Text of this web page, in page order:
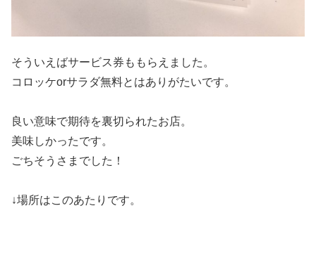
そういえばサービス券ももらえました。
コロッケorサラダ無料とはありがたいです。
良い意味で期待を裏切られたお店。
美味しかったです。
ごちそうさまでした！
↓場所はこのあたりです。